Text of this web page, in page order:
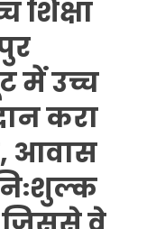
शिक्षा
में उच्च
करा
आवास